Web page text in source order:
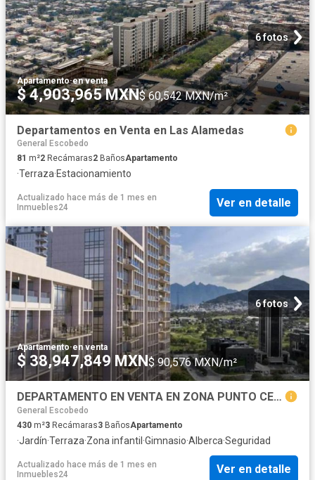
6 fotos
Apartamento·en venta
$ 4,903,965 MXN$ 60,542 MXN/m²
Departamentos en Venta en Las Alamedas
General Escobedo
81 m²2 Recámaras2 BañosApartamento
·Terraza·Estacionamiento
Actualizado hace más de 1 mes en
Inmuebles24
Ver en detalle
6 fotos
Apartamento·en venta
$ 38,947,849 MXN$ 90,576 MXN/m²
DEPARTAMENTO EN VENTA EN ZONA PUNTO CENTRAL SAN PEDRO GARZA GARCÍA
General Escobedo
430 m²3 Recámaras3 BañosApartamento
·Jardín·Terraza·Zona infantil ·Gimnasio·Alberca·Seguridad
Actualizado hace más de 1 mes en
Inmuebles24
Ver en detalle